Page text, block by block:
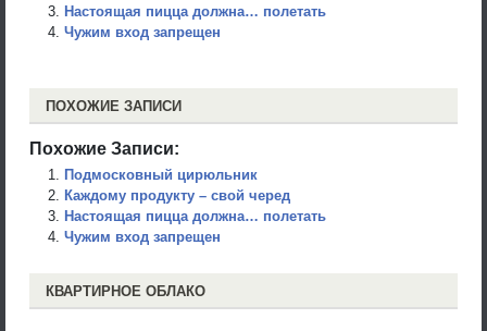
Настоящая пицца должна… полетать
Чужим вход запрещен
ПОХОЖИЕ ЗАПИСИ
Похожие Записи:
Подмосковный цирюльник
Каждому продукту – свой черед
Настоящая пицца должна… полетать
Чужим вход запрещен
КВАРТИРНОЕ ОБЛАКО